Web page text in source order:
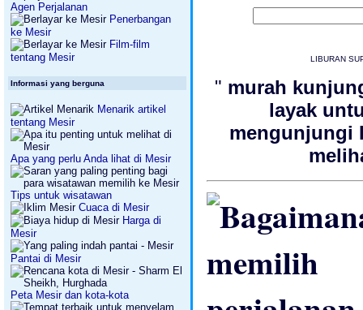
Agen Perjalanan
Penerbangan
ke Mesir
Film-film
tentang Mesir
Informasi yang berguna
Menarik artikel
tentang Mesir
Apa yang perlu Anda lihat di Mesir
Tips untuk wisatawan
Cuaca di Mesir
Harga di
Mesir
Pantai di Mesir
Peta Mesir dan kota-kota
LIBURAN
" murah
layak
mengunjungi